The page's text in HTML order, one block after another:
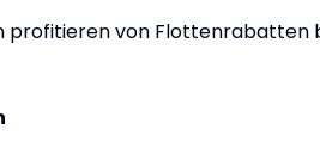
profitieren von Flottenrabatten